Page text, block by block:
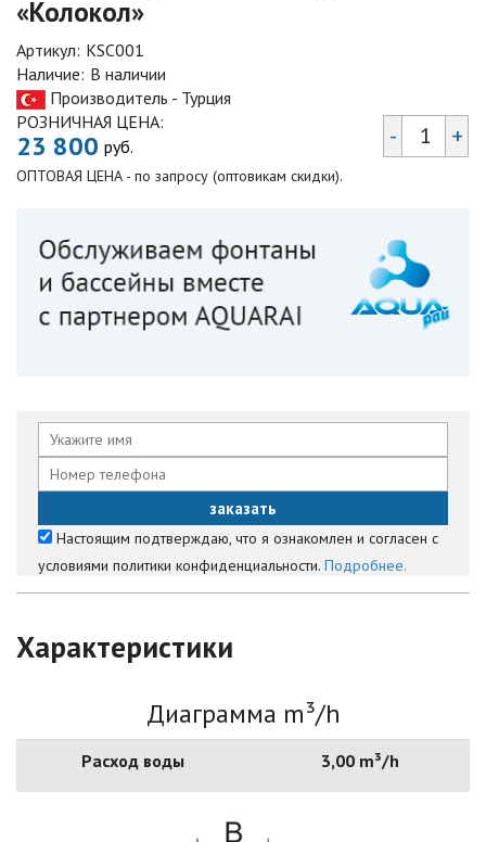
«Колокол»
Артикул: KSC001
Наличие: В наличии
Производитель - Турция
РОЗНИЧНАЯ ЦЕНА:
23 800 руб.
ОПТОВАЯ ЦЕНА - по запросу (оптовикам скидки).
- +
Настоящим подтверждаю, что я ознакомлен и согласен с
условиями политики конфиденциальности. Подробнее.
Характеристики
Диаграмма m³/h
Расход воды 3,00 m³/h